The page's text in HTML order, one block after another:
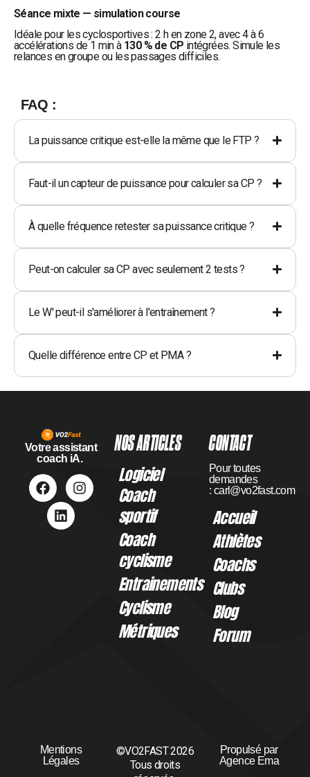
Séance mixte — simulation course
Idéale pour les cyclosportives : 2 h en zone 2, avec 4 à 6
accélérations de 1 min à 130 % de CP intégrées. Simule les
relances en groupe ou les passages difficiles.
FAQ :
La puissance critique est-elle la même que le FTP ?
Faut-il un capteur de puissance pour calculer sa CP ?
À quelle fréquence retester sa puissance critique ?
Peut-on calculer sa CP avec seulement 2 tests ?
Le W' peut-il s'améliorer à l'entraînement ?
Quelle différence entre CP et PMA ?
Votre assistant
coach iA.
NOS ARTICLES
Logiciel
Coach
sportif
Coach
cyclisme
Entrainements
Cyclisme
Métriques
CONTACT
Pour toutes
demandes
: carl@vo2fast.com
Accueil
Athlètes
Coachs
Clubs
Blog
Forum
Mentions
Légales
©VO2FAST 2026
Tous droits
Propulsé par
Agence Ema